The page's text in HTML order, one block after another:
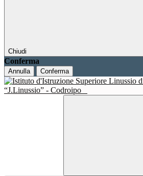
Chiudi
Conferma
Annulla Conferma
“J.Linussio” - Codroipo